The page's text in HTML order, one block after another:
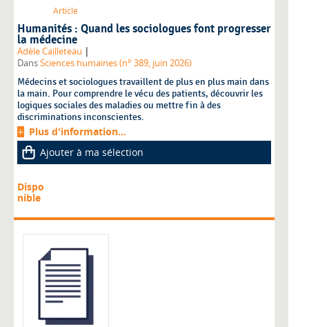
Article
Humanités : Quand les sociologues font progresser
la médecine
Adèle Cailleteau |
DansSciences humaines (n° 389, juin 2026)
Médecins et sociologues travaillent de plus en plus main dans
la main. Pour comprendre le vécu des patients, découvrir les
logiques sociales des maladies ou mettre fin à des
discriminations inconscientes.
Plus d'information...
Ajouter à ma sélection
Dispo
nible